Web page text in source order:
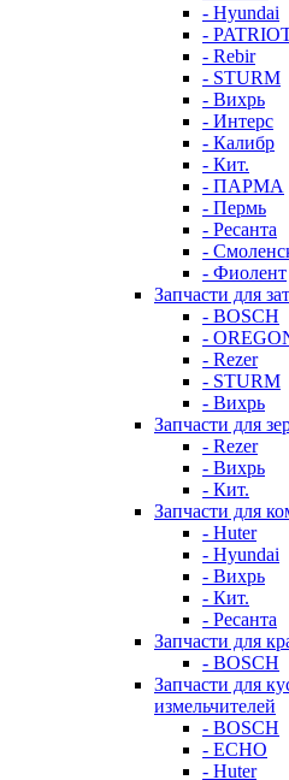
- Hyundai
-
- Rebir
- STURM
- Вихрь
- Интерс
- Калибр
- Кит.
- ПАРМА
- Пермь
- Ресанта
-
- Фиолент
Запчасти для
- BOSCH
-
- Rezer
- STURM
- Вихрь
Запчасти для
- Rezer
- Вихрь
- Кит.
Запчасти для
- Huter
- Hyundai
- Вихрь
- Кит.
- Ресанта
Запчасти для
- BOSCH
Запчасти для
измельчителей
- BOSCH
- ECHO
- Huter